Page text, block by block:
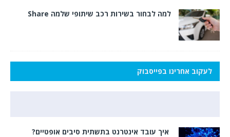
למה לבחור בשירות רכב שיתופי שלמה Share
לעקוב אחרינו בפייסבוק
איך עובד אינטרנט בתשתית סיבים אופטיים?